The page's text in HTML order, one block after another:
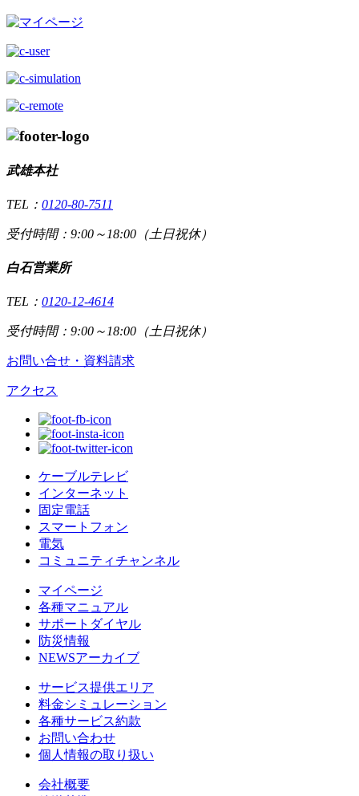
武雄本社
TEL： 0120-80-7511
受付時間：9:00～18:00（土日祝休）
白石営業所
TEL： 0120-12-4614
受付時間：9:00～18:00（土日祝休）
お問い合せ・資料請求
アクセス
ケーブルテレビ
インターネット
固定電話
スマートフォン
電気
コミュニティチャンネル
マイページ
各種マニュアル
サポートダイヤル
防災情報
NEWSアーカイブ
サービス提供エリア
料金シミュレーション
各種サービス約款
お問い合わせ
個人情報の取り扱い
会社概要